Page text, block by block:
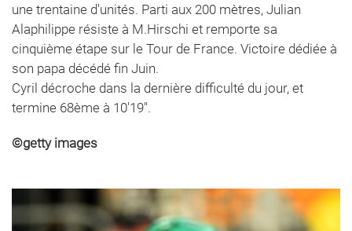
une trentaine d'unités. Parti aux 200 mètres, Julian
Alaphilippe résiste à M.Hirschi et remporte sa
cinquième étape sur le Tour de France. Victoire dédiée à
son papa décédé fin Juin.
Cyril décroche dans la dernière difficulté du jour, et
termine 68ème à 10'19''.
©getty images